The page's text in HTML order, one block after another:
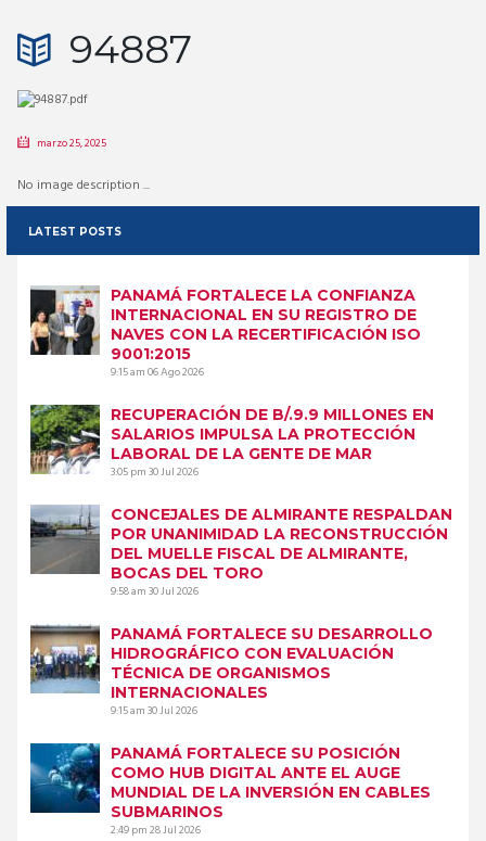
94887
marzo 25, 2025
No image description ...
LATEST POSTS
PANAMÁ FORTALECE LA CONFIANZA
INTERNACIONAL EN SU REGISTRO DE
NAVES CON LA RECERTIFICACIÓN ISO
9001:2015
9:15 am06 Ago 2026
RECUPERACIÓN DE B/.9.9 MILLONES EN
SALARIOS IMPULSA LA PROTECCIÓN
LABORAL DE LA GENTE DE MAR
3:05 pm30 Jul 2026
CONCEJALES DE ALMIRANTE RESPALDAN
POR UNANIMIDAD LA RECONSTRUCCIÓN
DEL MUELLE FISCAL DE ALMIRANTE,
BOCAS DEL TORO
9:58 am30 Jul 2026
PANAMÁ FORTALECE SU DESARROLLO
HIDROGRÁFICO CON EVALUACIÓN
TÉCNICA DE ORGANISMOS
INTERNACIONALES
9:15 am30 Jul 2026
PANAMÁ FORTALECE SU POSICIÓN
COMO HUB DIGITAL ANTE EL AUGE
MUNDIAL DE LA INVERSIÓN EN CABLES
SUBMARINOS
2:49 pm28 Jul 2026